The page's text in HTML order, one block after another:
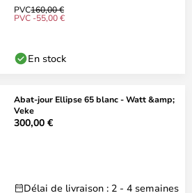
PVC160,00 €
PVC -55,00 €
En stock
Abat-jour Ellipse 65 blanc - Watt &amp;
Veke
300,00 €
Délai de livraison : 2 - 4 semaines